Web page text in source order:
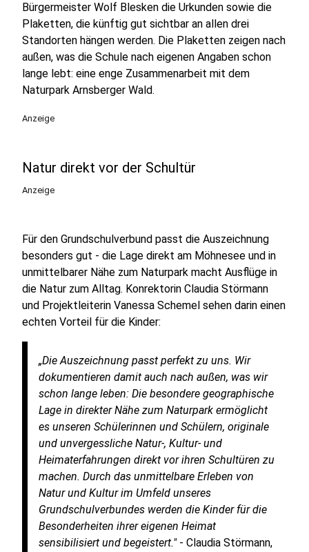
Bürgermeister Wolf Blesken die Urkunden sowie die
Plaketten, die künftig gut sichtbar an allen drei
Standorten hängen werden. Die Plaketten zeigen nach
außen, was die Schule nach eigenen Angaben schon
lange lebt: eine enge Zusammenarbeit mit dem
Naturpark Arnsberger Wald.
Anzeige
Natur direkt vor der Schultür
Anzeige
Für den Grundschulverbund passt die Auszeichnung
besonders gut - die Lage direkt am Möhnesee und in
unmittelbarer Nähe zum Naturpark macht Ausflüge in
die Natur zum Alltag. Konrektorin Claudia Störmann
und Projektleiterin Vanessa Schemel sehen darin einen
echten Vorteil für die Kinder:
„Die Auszeichnung passt perfekt zu uns. Wir
dokumentieren damit auch nach außen, was wir
schon lange leben: Die besondere geographische
Lage in direkter Nähe zum Naturpark ermöglicht
es unseren Schülerinnen und Schülern, originale
und unvergessliche Natur-, Kultur- und
Heimaterfahrungen direkt vor ihren Schultüren zu
machen. Durch das unmittelbare Erleben von
Natur und Kultur im Umfeld unseres
Grundschulverbundes werden die Kinder für die
Besonderheiten ihrer eigenen Heimat
sensibilisiert und begeistert."- Claudia Störmann,